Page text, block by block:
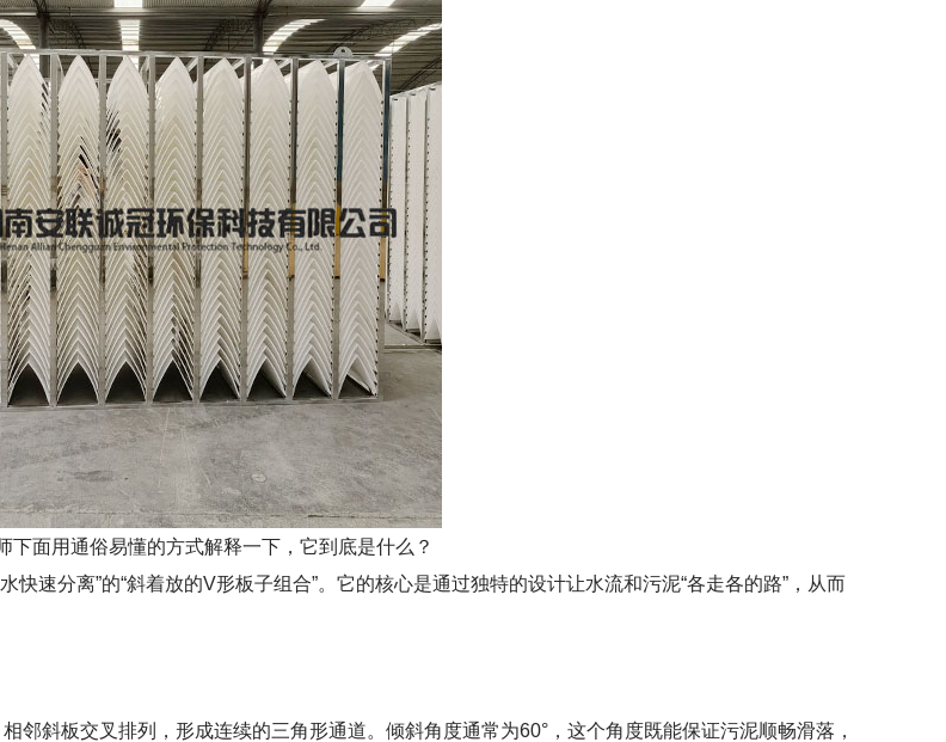
面用通俗易懂的方式解释一下，它到底是什么？
速分离”的“斜着放的V形板子组合”。它的核心是通过独特的设计让水流和污泥“各走各的路”，从而
邻斜板交叉排列，形成连续的三角形通道。倾斜角度通常为60°，这个角度既能保证污泥顺畅滑落，